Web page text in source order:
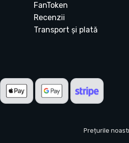
FanToken
Recenzii
Transport și plată
Prețurile